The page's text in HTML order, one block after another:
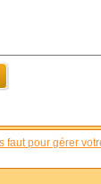
faut pour gérer